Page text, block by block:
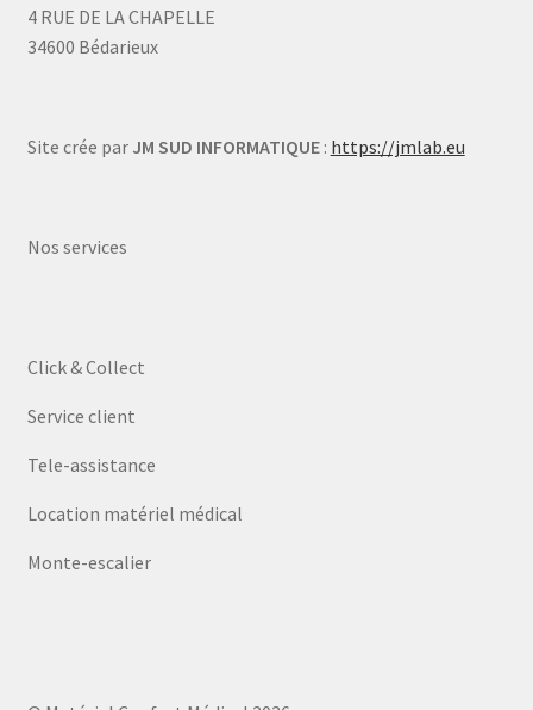
4 RUE DE LA CHAPELLE
34600 Bédarieux
Site crée par JM SUD INFORMATIQUE: https://jmlab.eu
Nos services
Click & Collect
Service client
Tele-assistance
Location matériel médical
Monte-escalier